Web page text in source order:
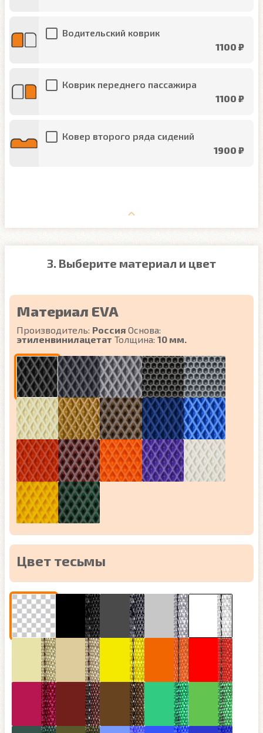
Водительский коврик
1100 ₽
Коврик переднего пассажира
1100 ₽
Ковер второго ряда сидений
1900 ₽
3. Выберите материал и цвет
Материал EVA
Производитель: Россия Основа:
этиленвинилацетат Толщина: 10 мм.
Цвет тесьмы